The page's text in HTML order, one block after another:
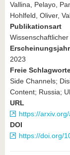
Vallina, Pelayo,
Hohlfeld, Oliver,
Publikationsart
Erscheinungsjahr
2023
Freie
Side Channels;
Content; Russia;
URL
https://
DOI
https://doi.org/